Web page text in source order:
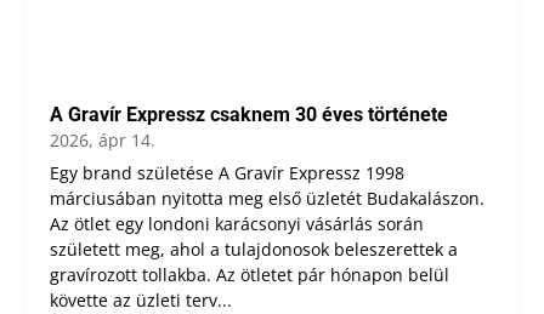
A Gravír Expressz csaknem 30 éves története
2026, ápr 14.
Egy brand születése A Gravír Expressz 1998
márciusában nyitotta meg első üzletét Budakalászon.
Az ötlet egy londoni karácsonyi vásárlás során
született meg, ahol a tulajdonosok beleszerettek a
gravírozott tollakba. Az ötletet pár hónapon belül
követte az üzleti terv...